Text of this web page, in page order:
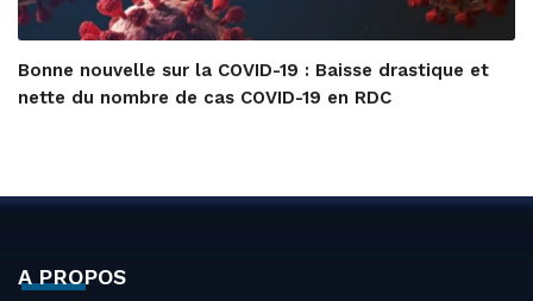
Bonne nouvelle sur la COVID-19 : Baisse drastique et
nette du nombre de cas COVID-19 en RDC
A PROPOS